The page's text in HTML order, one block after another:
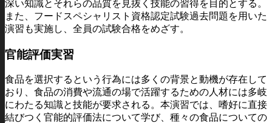
深い知識とそれらの品質を見抜く技能の習得を目的とする。
また、フードスペシャリスト資格認定試験過去問題を用いた
演習も実施し、全員の試験合格をめざす。
官能評価実習
食品を選択するという行為には多くの背景と動機が存在して
おり、食品の消費や流通の場で活躍するための人材には多岐
にわたる知識と技能が要求される。本演習では、嗜好に直接
結びつく官能的評価法について学び、種々の食品についての